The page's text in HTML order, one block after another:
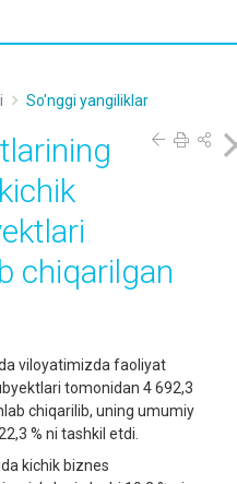
So'nggi yangiliklar
chiqarilgan
viloyatimizda faoliyat
tomonidan 4 692,3
chiqarilib, uning umumiy
% ni tashkil etdi.
kichik biznes